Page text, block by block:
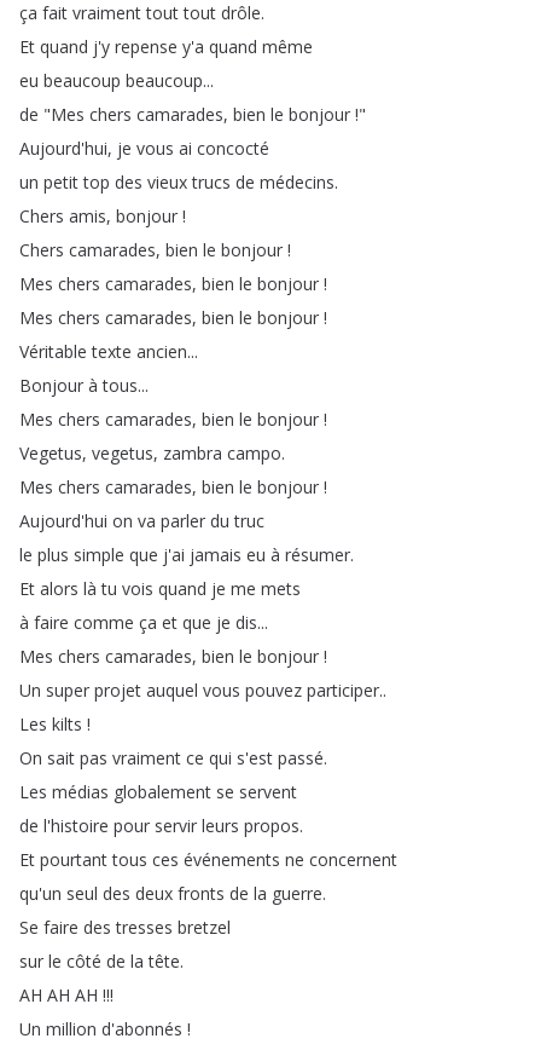
ça fait vraiment tout tout drôle.
Et quand j'y repense y'a quand même
eu beaucoup beaucoup...
de "Mes chers camarades, bien le bonjour !"
Aujourd'hui, je vous ai concocté
un petit top des vieux trucs de médecins.
Chers amis, bonjour !
Chers camarades, bien le bonjour !
Mes chers camarades, bien le bonjour !
Mes chers camarades, bien le bonjour !
Véritable texte ancien...
Bonjour à tous...
Mes chers camarades, bien le bonjour !
Vegetus, vegetus, zambra campo.
Mes chers camarades, bien le bonjour !
Aujourd'hui on va parler du truc
le plus simple que j'ai jamais eu à résumer.
Et alors là tu vois quand je me mets
à faire comme ça et que je dis...
Mes chers camarades, bien le bonjour !
Un super projet auquel vous pouvez participer..
Les kilts !
On sait pas vraiment ce qui s'est passé.
Les médias globalement se servent
de l'histoire pour servir leurs propos.
Et pourtant tous ces événements ne concernent
qu'un seul des deux fronts de la guerre.
Se faire des tresses bretzel
sur le côté de la tête.
AH AH AH !!!
Un million d'abonnés !